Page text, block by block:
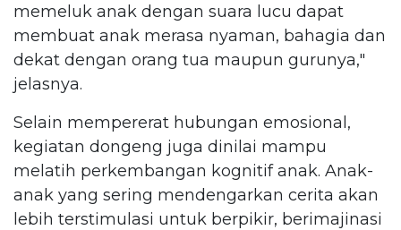
memeluk anak dengan suara lucu dapat
membuat anak merasa nyaman, bahagia dan
dekat dengan orang tua maupun gurunya,"
jelasnya.
Selain mempererat hubungan emosional,
kegiatan dongeng juga dinilai mampu
melatih perkembangan kognitif anak. Anak-
anak yang sering mendengarkan cerita akan
lebih terstimulasi untuk berpikir, berimajinasi